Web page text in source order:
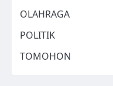
OLAHRAGA
POLITIK
TOMOHON